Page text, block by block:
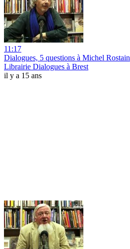
11:17
Dialogues, 5 questions à Michel Rostain
Librairie Dialogues à Brest
il y a 15 ans